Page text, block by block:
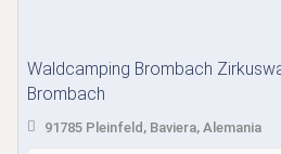
Waldcamping Brombach
Brombach
91785 Pleinfeld, Baviera, Alemania